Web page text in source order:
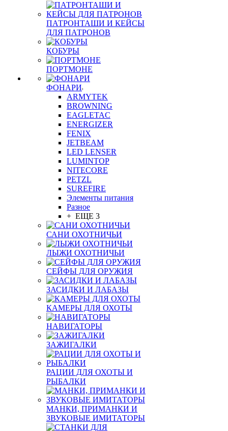
ПАТРОНТАШИ И КЕЙСЫ
ДЛЯ ПАТРОНОВ
КОБУРЫ
ПОРТМОНЕ
ФОНАРИ
ARMYTEK
BROWNING
EAGLETAC
ENERGIZER
FENIX
JETBEAM
LED LENSER
LUMINTOP
NITECORE
PETZL
SUREFIRE
Элементы питания
Разное
+ ЕЩЕ 3
САНИ ОХОТНИЧЬИ
ЛЫЖИ ОХОТНИЧЬИ
СЕЙФЫ ДЛЯ ОРУЖИЯ
ЗАСИДКИ И ЛАБАЗЫ
КАМЕРЫ ДЛЯ ОХОТЫ
НАВИГАТОРЫ
ЗАЖИГАЛКИ
РАЦИИ ДЛЯ ОХОТЫ И
РЫБАЛКИ
МАНКИ, ПРИМАНКИ И
ЗВУКОВЫЕ ИМИТАТОРЫ